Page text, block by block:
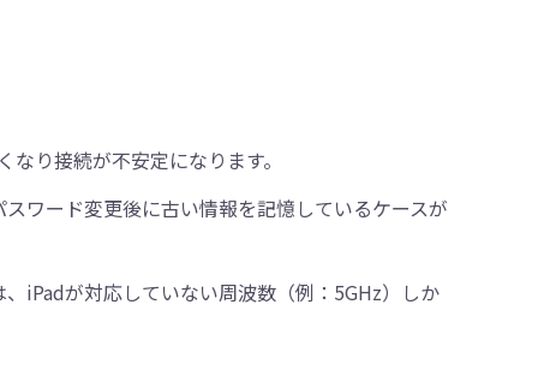
り接続が不安定になります。
ワード変更後に古い情報を記憶しているケースが
iPadが対応していない周波数（例：5GHz）しか